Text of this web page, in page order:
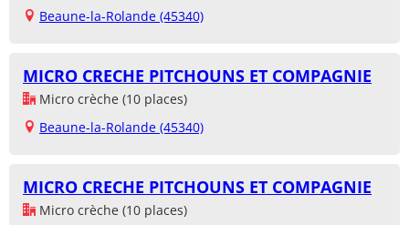
Beaune-la-Rolande (45340)
MICRO CRECHE PITCHOUNS ET COMPAGNIE
Micro crèche (10 places)
Beaune-la-Rolande (45340)
MICRO CRECHE PITCHOUNS ET COMPAGNIE
Micro crèche (10 places)